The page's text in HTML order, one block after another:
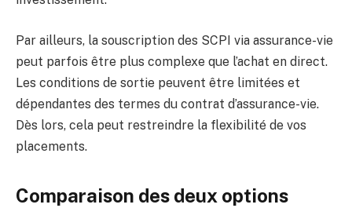
Par ailleurs, la souscription des SCPI via assurance-vie
peut parfois être plus complexe que l’achat en direct.
Les conditions de sortie peuvent être limitées et
dépendantes des termes du contrat d’assurance-vie.
Dès lors, cela peut restreindre la flexibilité de vos
placements.
Comparaison des deux options